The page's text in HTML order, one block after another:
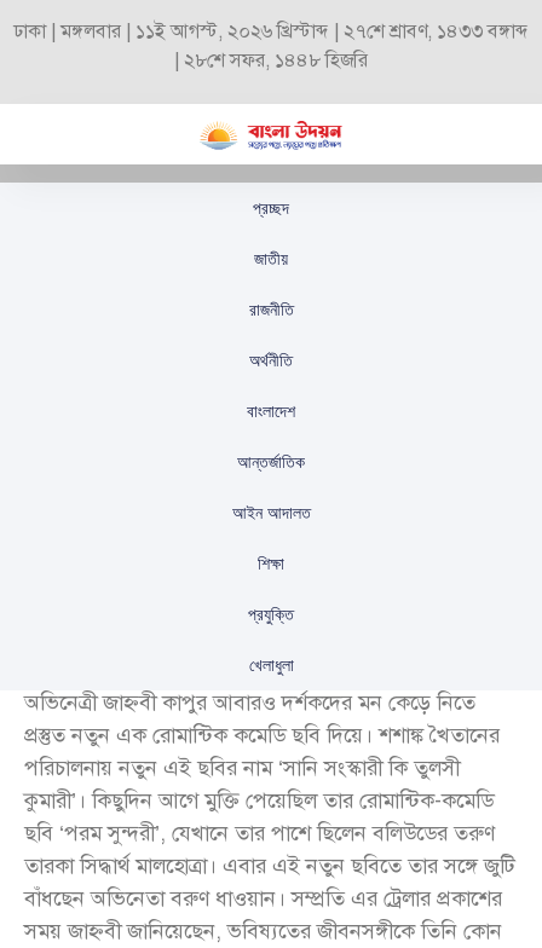
ঢাকা | মঙ্গলবার | ১১ই আগস্ট, ২০২৬ খ্রিস্টাব্দ | ২৭শে শ্রাবণ, ১৪৩৩ বঙ্গাব্দ
| ২৮শে সফর, ১৪৪৮ হিজরি
প্রচ্ছদ
জাতীয়
রাজনীতি
অর্থনীতি
বাংলাদেশ
আন্তর্জাতিক
আইন আদালত
শিক্ষা
প্রযুক্তি
খেলাধুলা
জাহ্নবীর জীবনসঙ্গী চান
কোন গুণগুলো দেখে চান,
জানালেন তিনি
প্রকাশিতঃসেপ্টেম্বর ২২, ২০২৫
অভিনেত্রী জাহ্নবী কাপুর আবারও দর্শকদের মন কেড়ে নিতে
প্রস্তুত নতুন এক রোমান্টিক কমেডি ছবি দিয়ে। শশাঙ্ক খৈতানের
পরিচালনায় নতুন এই ছবির নাম ‘সানি সংস্কারী কি তুলসী
কুমারী’। কিছুদিন আগে মুক্তি পেয়েছিল তার রোমান্টিক-কমেডি
ছবি ‘পরম সুন্দরী’, যেখানে তার পাশে ছিলেন বলিউডের তরুণ
তারকা সিদ্ধার্থ মালহোত্রা। এবার এই নতুন ছবিতে তার সঙ্গে জুটি
বাঁধছেন অভিনেতা বরুণ ধাওয়ান। সম্প্রতি এর ট্রেলার প্রকাশের
সময় জাহ্নবী জানিয়েছেন, ভবিষ্যতের জীবনসঙ্গীকে তিনি কোন